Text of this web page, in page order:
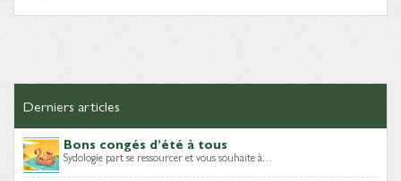
Derniers articles
Bons congés d’été à tous
Sydologie part se ressourcer et vous souhaite à…